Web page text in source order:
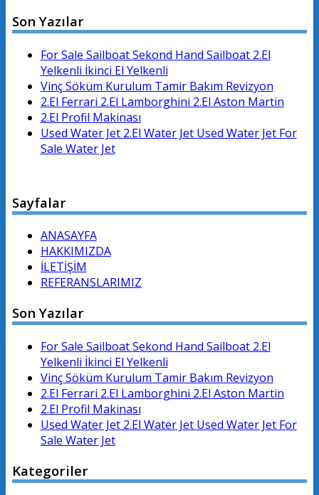
Son Yazılar
For Sale Sailboat Sekond Hand Sailboat 2.El
Yelkenli İkinci El Yelkenli
Vinç Söküm Kurulum Tamir Bakım Revizyon
2.El Ferrari 2.El Lamborghini 2.El Aston Martin
2.El Profil Makinası
Used Water Jet 2.El Water Jet Used Water Jet For
Sale Water Jet
Sayfalar
ANASAYFA
HAKKIMIZDA
İLETİŞİM
REFERANSLARIMIZ
Son Yazılar
For Sale Sailboat Sekond Hand Sailboat 2.El
Yelkenli İkinci El Yelkenli
Vinç Söküm Kurulum Tamir Bakım Revizyon
2.El Ferrari 2.El Lamborghini 2.El Aston Martin
2.El Profil Makinası
Used Water Jet 2.El Water Jet Used Water Jet For
Sale Water Jet
Kategoriler